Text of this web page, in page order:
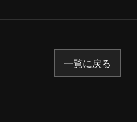
一覧に戻る